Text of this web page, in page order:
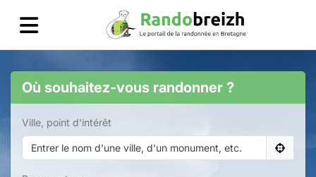
Où souhaitez-vous randonner ?
Ville, point d'intérêt